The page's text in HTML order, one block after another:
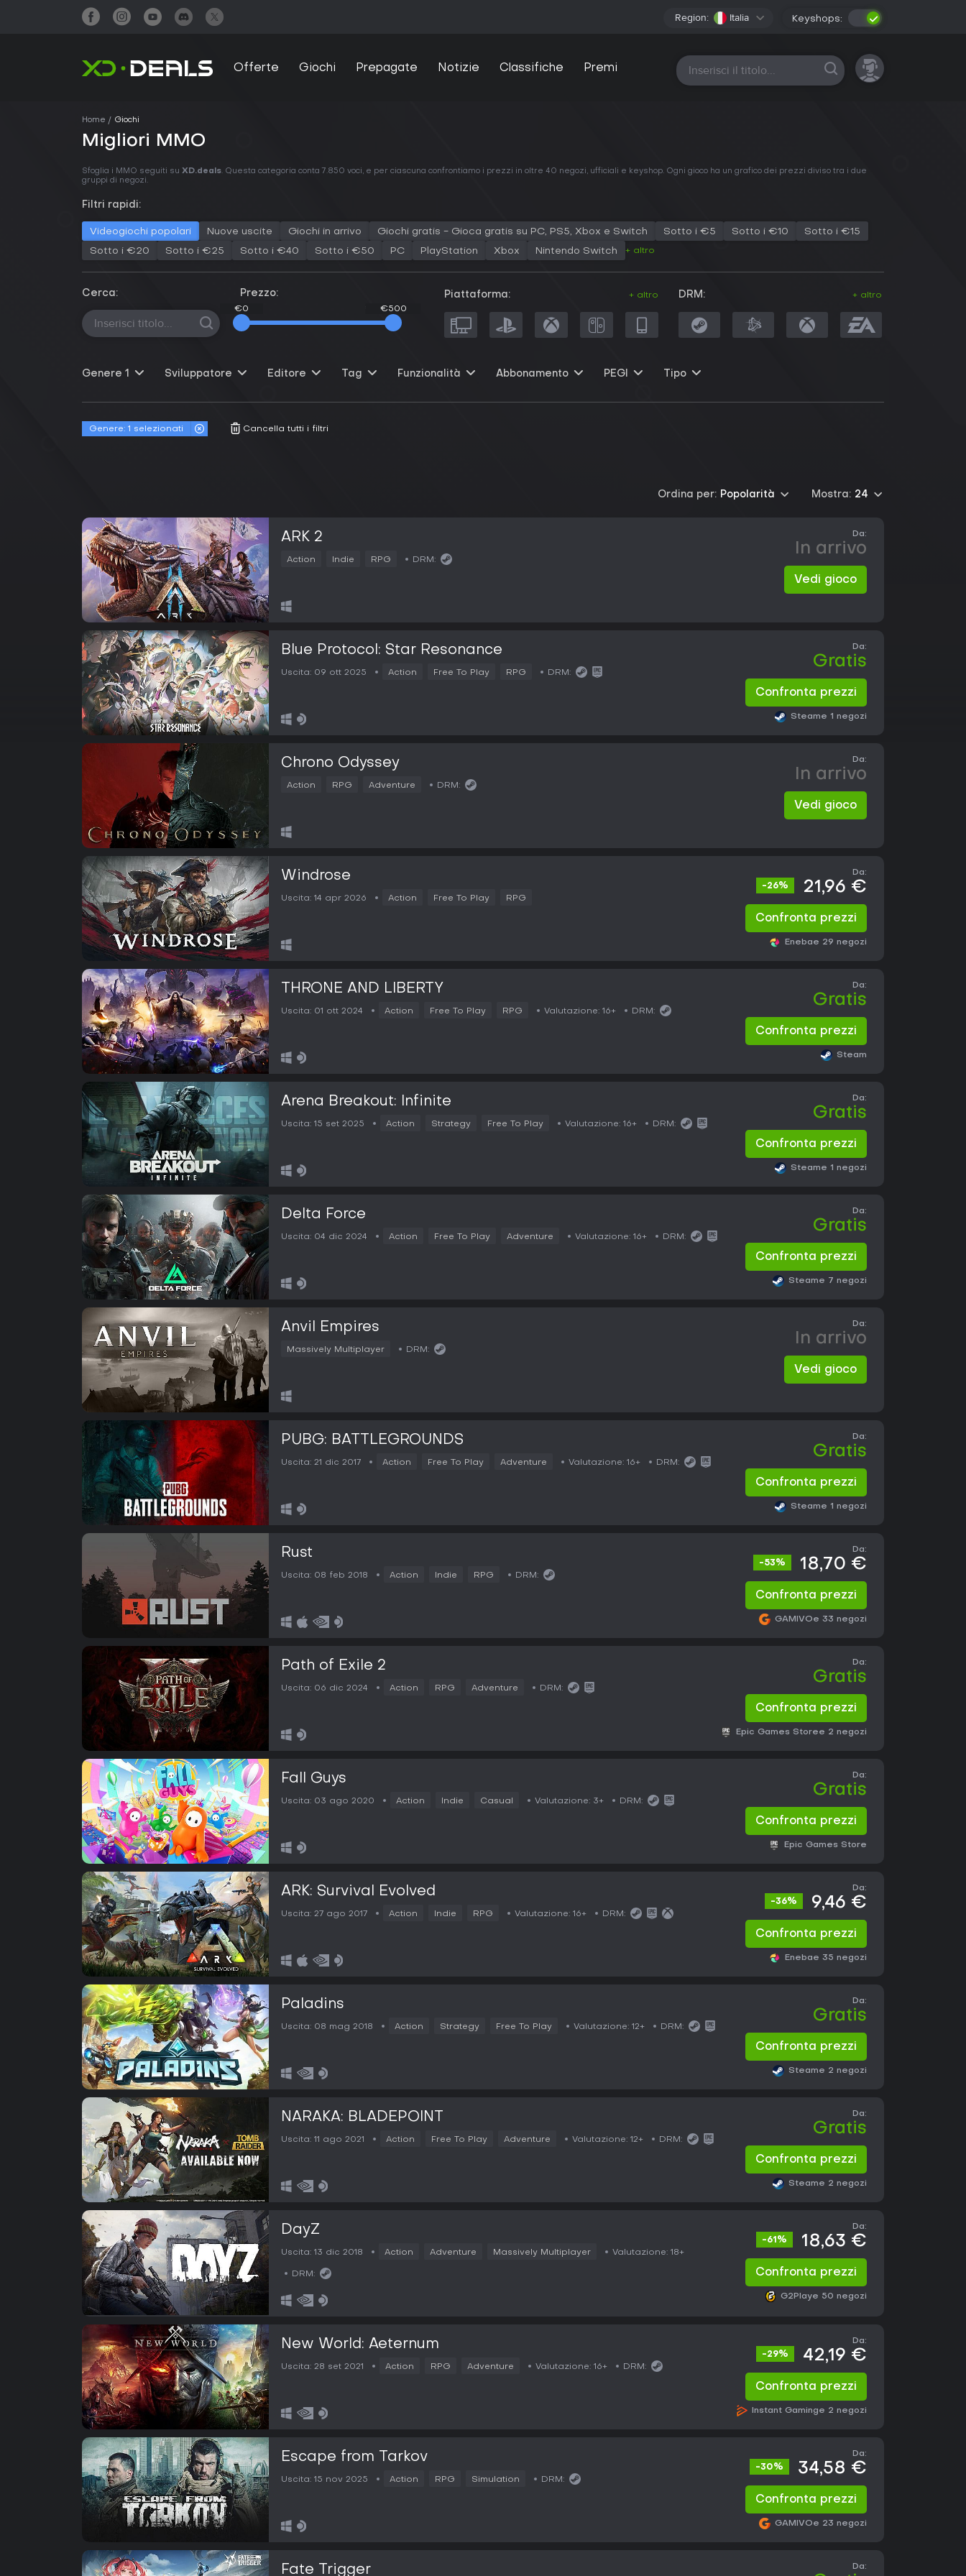
Region: Italia Keyshops:
Offerte Giochi Prepagate Notizie Classifiche Premi Tutte le piattaforme
Home Giochi
Migliori MMO
Sfoglia i MMO seguiti su XD.deals. Questa categoria conta 7.850 voci, e per ciascuna confrontiamo i prezzi in oltre 40 negozi, ufficiali e keyshop. Ogni gioco ha un grafico dei prezzi diviso tra i due
gruppi di negozi.
Filtri rapidi:
Videogiochi popolari Nuove uscite Giochi in arrivo Giochi gratis - Gioca gratis su PC, PS5, Xbox e Switch Sotto i €5 Sotto i €10 Sotto i €15
Sotto i €20 Sotto i €25 Sotto i €40 Sotto i €50 PC PlayStation Xbox Nintendo Switch + altro
Cerca: Prezzo:
€0
€0 €500
€500
Piattaforma: + altro DRM: + altro
Genere 1 Sviluppatore Editore Tag Funzionalità Abbonamento PEGI Tipo
Genere: 1 selezionati Cancella tutti i filtri
Ordina per: Popolarità Mostra: 24
ARK 2
Action Indie RPG DRM:
Da:
In arrivo
Vedi gioco
Blue Protocol: Star Resonance
Uscita: 09 ott 2025 Action Free To Play RPG DRM:
Da:
Gratis
Confronta prezzi
Steame 1 negozi
Chrono Odyssey
Action RPG Adventure DRM:
Da:
In arrivo
Vedi gioco
Windrose
Uscita: 14 apr 2026 Action Free To Play RPG
-26%
Da:
21,96 €
Confronta prezzi
Enebae 29 negozi
THRONE AND LIBERTY
Uscita: 01 ott 2024 Action Free To Play RPG Valutazione: 16+ DRM:
Da:
Gratis
Confronta prezzi
Steam
Arena Breakout: Infinite
Uscita: 15 set 2025 Action Strategy Free To Play Valutazione: 16+ DRM:
Da:
Gratis
Confronta prezzi
Steame 1 negozi
Delta Force
Uscita: 04 dic 2024 Action Free To Play Adventure Valutazione: 16+ DRM:
Da:
Gratis
Confronta prezzi
Steame 7 negozi
Anvil Empires
Massively Multiplayer DRM:
Da:
In arrivo
Vedi gioco
PUBG: BATTLEGROUNDS
Uscita: 21 dic 2017 Action Free To Play Adventure Valutazione: 16+ DRM:
Da:
Gratis
Confronta prezzi
Steame 1 negozi
Rust
Uscita: 08 feb 2018 Action Indie RPG DRM:
-53%
Da:
18,70 €
Confronta prezzi
GAMIVOe 33 negozi
Path of Exile 2
Uscita: 06 dic 2024 Action RPG Adventure DRM:
Da:
Gratis
Confronta prezzi
Epic Games Storee 2 negozi
Fall Guys
Uscita: 03 ago 2020 Action Indie Casual Valutazione: 3+ DRM:
Da:
Gratis
Confronta prezzi
Epic Games Store
ARK: Survival Evolved
Uscita: 27 ago 2017 Action Indie RPG Valutazione: 16+ DRM:
-36%
Da:
9,46 €
Confronta prezzi
Enebae 35 negozi
Paladins
Uscita: 08 mag 2018 Action Strategy Free To Play Valutazione: 12+ DRM:
Da:
Gratis
Confronta prezzi
Steame 2 negozi
NARAKA: BLADEPOINT
Uscita: 11 ago 2021 Action Free To Play Adventure Valutazione: 12+ DRM:
Da:
Gratis
Confronta prezzi
Steame 2 negozi
DayZ
Uscita: 13 dic 2018 Action Adventure Massively Multiplayer Valutazione: 18+
DRM:
-61%
Da:
18,63 €
Confronta prezzi
G2Playe 50 negozi
New World: Aeternum
Uscita: 28 set 2021 Action RPG Adventure Valutazione: 16+ DRM:
-29%
Da:
42,19 €
Confronta prezzi
Instant Gaminge 2 negozi
Escape from Tarkov
Uscita: 15 nov 2025 Action RPG Simulation DRM:
-30%
Da:
34,58 €
Confronta prezzi
GAMIVOe 23 negozi
Fate Trigger Da: